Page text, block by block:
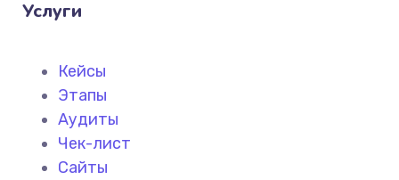
Услуги
Кейсы
Этапы
Аудиты
Чек-лист
Сайты